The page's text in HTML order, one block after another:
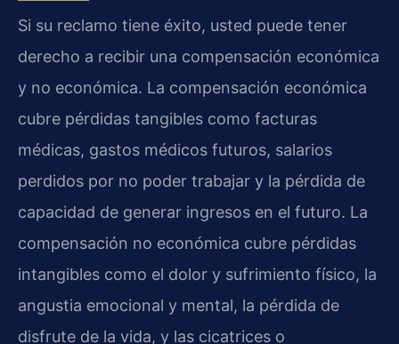
Si su reclamo tiene éxito, usted puede tener
derecho a recibir una compensación económica
y no económica. La compensación económica
cubre pérdidas tangibles como facturas
médicas, gastos médicos futuros, salarios
perdidos por no poder trabajar y la pérdida de
capacidad de generar ingresos en el futuro. La
compensación no económica cubre pérdidas
intangibles como el dolor y sufrimiento físico, la
angustia emocional y mental, la pérdida de
disfrute de la vida, y las cicatrices o